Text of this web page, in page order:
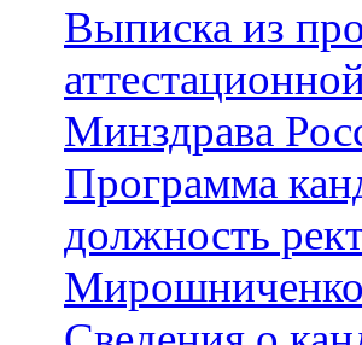
Выписка из
Минздрава
Программа
должность